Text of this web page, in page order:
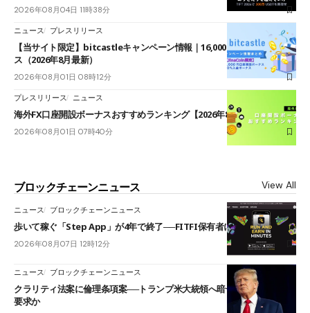
2026年08月04日 11時38分
ニュース プレスリリース
【当サイト限定】bitcastleキャンペーン情報｜16,000円口座開設ボーナ
ス（2026年8月最新）
2026年08月01日 08時12分
プレスリリース ニュース
海外FX口座開設ボーナスおすすめランキング【2026年8月最新】
2026年08月01日 07時40分
ブロックチェーンニュース View All
ニュース ブロックチェーンニュース
歩いて稼ぐ「Step App」が4年で終了──FITFI保有者に対応呼びかけ
2026年08月07日 12時12分
ニュース ブロックチェーンニュース
クラリティ法案に倫理条項案──トランプ米大統領へ暗号資産事業の売却
要求か